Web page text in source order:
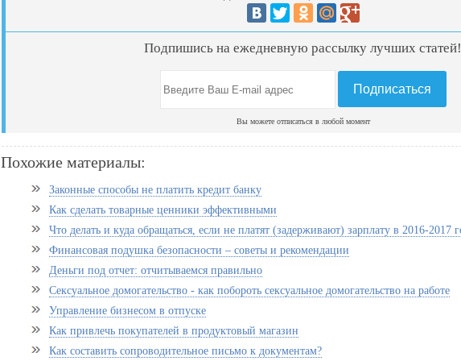
Подпишись на ежедневную рассылку лучших статей!
Вы можете отписаться в любой момент
Похожие материалы:
Законные способы не платить кредит банку
Как сделать товарные ценники эффективными
Что делать и куда обращаться, если не платят (задерживают) зарплату в 2016-2017
Финансовая подушка безопасности – советы и рекомендации
Деньги под отчет: отчитываемся правильно
Сексуальное домогательство - как побороть сексуальное домогательство на работе
Управление бизнесом в отпуске
Как привлечь покупателей в продуктовый магазин
Как составить сопроводительное письмо к документам?